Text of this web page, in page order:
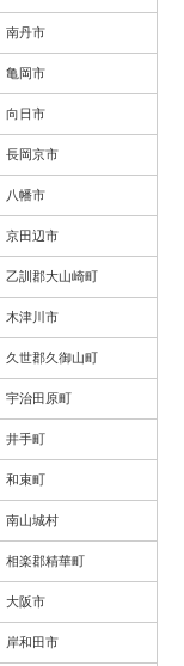
南丹市
亀岡市
向日市
長岡京市
八幡市
京田辺市
乙訓郡大山崎町
木津川市
久世郡久御山町
宇治田原町
井手町
和束町
南山城村
相楽郡精華町
大阪市
岸和田市